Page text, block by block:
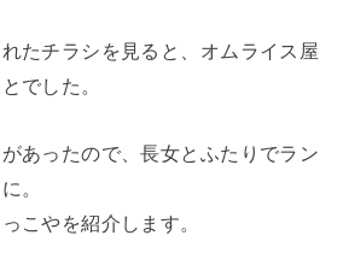
たチラシを見ると、オムライス屋
でした。
あったので、長女とふたりでラン
。
こやを紹介します。